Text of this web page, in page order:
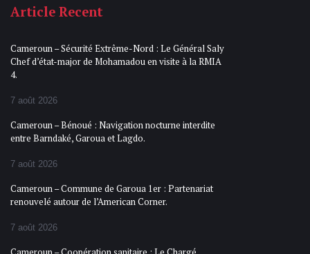
Article Recent
Cameroun – Sécurité Extrême-Nord : Le Général Saly
Chef d’état-major de Mohamadou en visite à la RMIA
4.
7 août 2026
Cameroun – Bénoué : Navigation nocturne interdite
entre Barndaké, Garoua et Lagdo.
7 août 2026
Cameroun – Commune de Garoua 1er : Partenariat
renouvelé autour de l’American Corner.
7 août 2026